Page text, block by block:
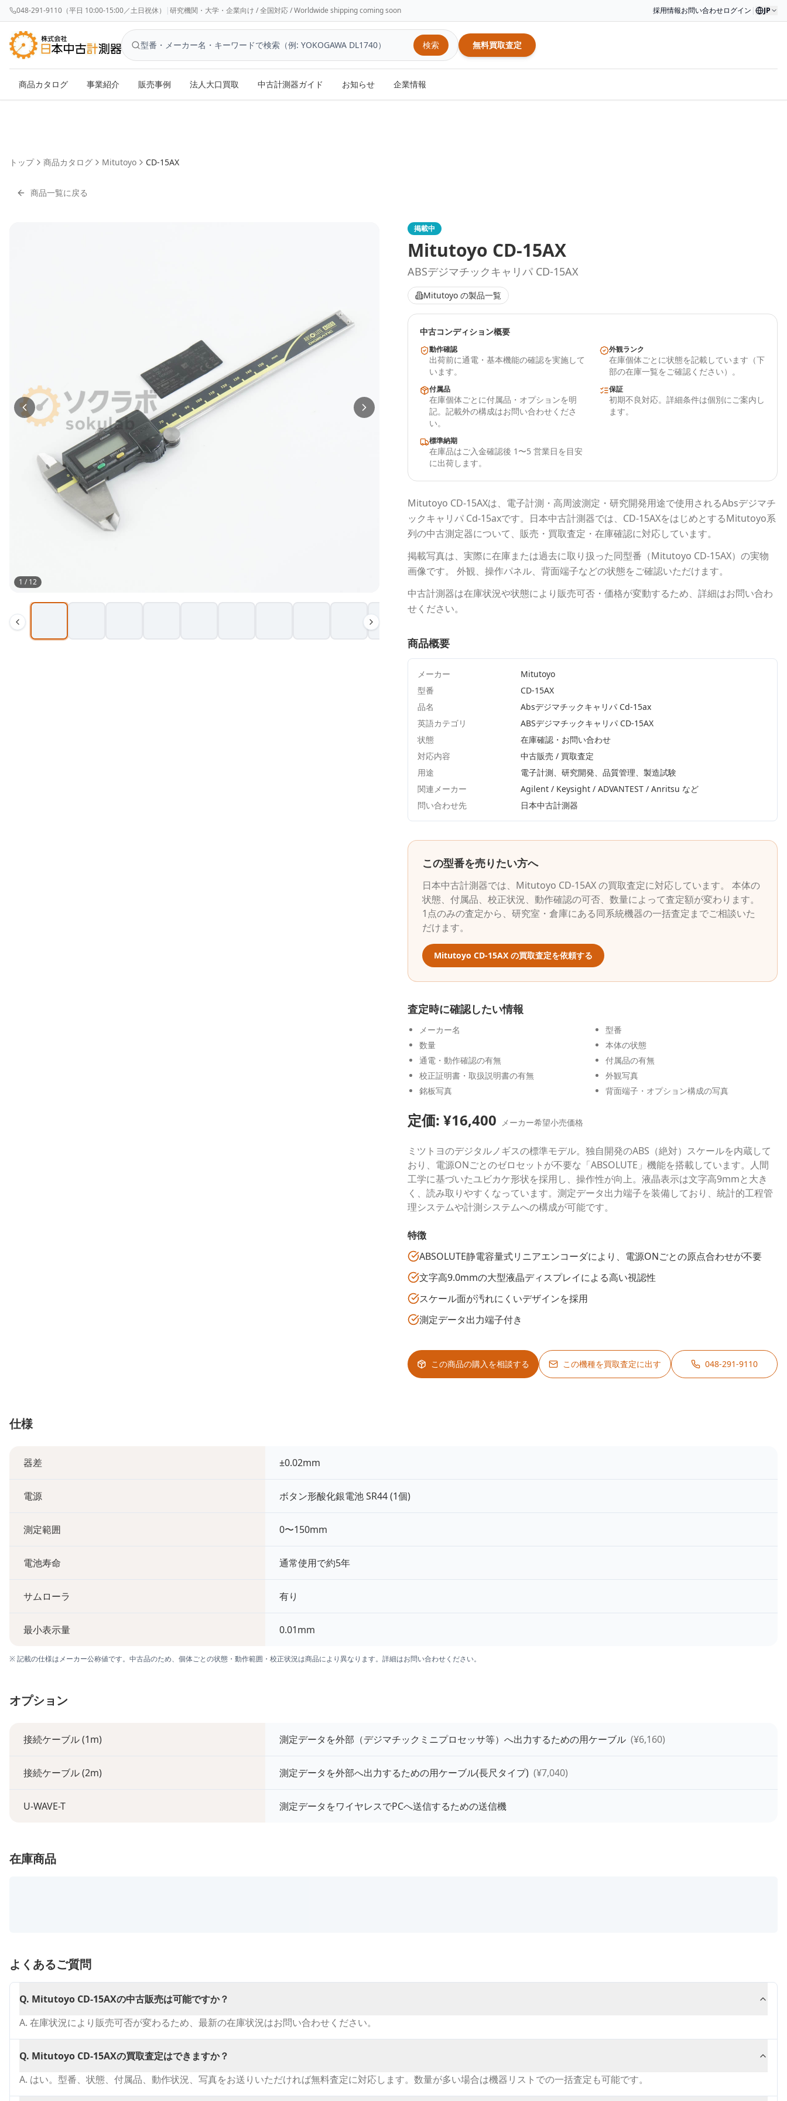
048-291-9110（平日 10:00-15:00／土日祝休） |研究機関・大学・企業向け / 全国対応 / Worldwide shipping coming soon 採用情報お問い合わせログイン | JP
検索 無料買取査定
商品カタログ 事業紹介 販売事例 法人大口買取 中古計測器ガイド お知らせ 企業情報
トップ 商品カタログ Mitutoyo CD-15AX
商品一覧に戻る
1 /12
掲載中
Mitutoyo CD-15AX
ABSデジマチックキャリパ CD-15AX
Mitutoyo の製品一覧
中古コンディション概要
動作確認
出荷前に通電・基本機能の確認を実施して
います。
外観ランク
在庫個体ごとに状態を記載しています（下
部の在庫一覧をご確認ください）。
付属品
在庫個体ごとに付属品・オプションを明
記。記載外の構成はお問い合わせくださ
い。
保証
初期不良対応。詳細条件は個別にご案内し
ます。
標準納期
在庫品はご入金確認後 1〜5 営業日を目安
に出荷します。
Mitutoyo CD-15AXは、電子計測・高周波測定・研究開発用途で使用されるAbsデジマチ
ックキャリパ Cd-15axです。 日本中古計測器では、 CD-15AXをはじめとするMitutoyo系
列の中古測定器について、販売・買取査定・在庫確認に対応しています。
掲載写真は、実際に在庫または過去に取り扱った同型番（Mitutoyo CD-15AX）の実物
画像です。 外観、操作パネル、背面端子などの状態をご確認いただけます。
中古計測器は在庫状況や状態により販売可否・価格が変動するため、詳細はお問い合わ
せください。
商品概要
メーカー
Mitutoyo
型番
CD-15AX
品名
Absデジマチックキャリパ Cd-15ax
英語カテゴリ
ABSデジマチックキャリパ CD-15AX
状態
在庫確認・お問い合わせ
対応内容
中古販売 / 買取査定
用途
電子計測、研究開発、品質管理、製造試験
関連メーカー
Agilent / Keysight / ADVANTEST / Anritsu など
問い合わせ先
日本中古計測器
この型番を売りたい方へ
日本中古計測器では、 Mitutoyo CD-15AXの買取査定に対応しています。 本体の
状態、付属品、校正状況、動作確認の可否、数量によって査定額が変わります。
1点のみの査定から、研究室・倉庫にある同系統機器の一括査定までご相談いた
だけます。
Mitutoyo CD-15AX の買取査定を依頼する
査定時に確認したい情報
メーカー名
型番
数量
本体の状態
通電・動作確認の有無
付属品の有無
校正証明書・取扱説明書の有無
外観写真
銘板写真
背面端子・オプション構成の写真
定価: ¥16,400 メーカー希望小売価格
ミツトヨのデジタルノギスの標準モデル。独自開発のABS（絶対）スケールを内蔵して
おり、電源ONごとのゼロセットが不要な「ABSOLUTE」機能を搭載しています。人間
工学に基づいたユビカケ形状を採用し、操作性が向上。液晶表示は文字高9mmと大き
く、読み取りやすくなっています。測定データ出力端子を装備しており、統計的工程管
理システムや計測システムへの構成が可能です。
特徴
ABSOLUTE静電容量式リニアエンコーダにより、電源ONごとの原点合わせが不要
文字高9.0mmの大型液晶ディスプレイによる高い視認性
スケール面が汚れにくいデザインを採用
測定データ出力端子付き
この商品の購入を相談する この機種を買取査定に出す 048-291-9110
仕様
器差 ±0.02mm
電源 ボタン形酸化銀電池 SR44 (1個)
測定範囲 0〜150mm
電池寿命 通常使用で約5年
サムローラ 有り
最小表示量 0.01mm
※ 記載の仕様はメーカー公称値です。中古品のため、個体ごとの状態・動作範囲・校正状況は商品により異なります。詳細はお問い合わせください。
オプション
接続ケーブル (1m) 測定データを外部（デジマチックミニプロセッサ等）へ出力するための用ケーブル (¥6,160)
接続ケーブル (2m) 測定データを外部へ出力するための用ケーブル(長尺タイプ) (¥7,040)
U-WAVE-T 測定データをワイヤレスでPCへ送信するための送信機
在庫商品
よくあるご質問
Q. Mitutoyo CD-15AXの中古販売は可能ですか？
A. 在庫状況により販売可否が変わるため、最新の在庫状況はお問い合わせください。
Q. Mitutoyo CD-15AXの買取査定はできますか？
A. はい。型番、状態、付属品、動作状況、写真をお送りいただければ無料査定に対応します。数量が多い場合は機器リストでの一括査定も可能です。